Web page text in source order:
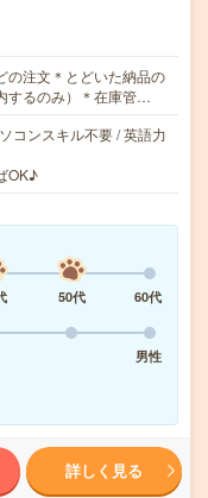
の注文＊とどいた納品の
するのみ）＊在庫管…
コンスキル不要 / 英語力
OK♪
50代
60代
男性
詳しく見る